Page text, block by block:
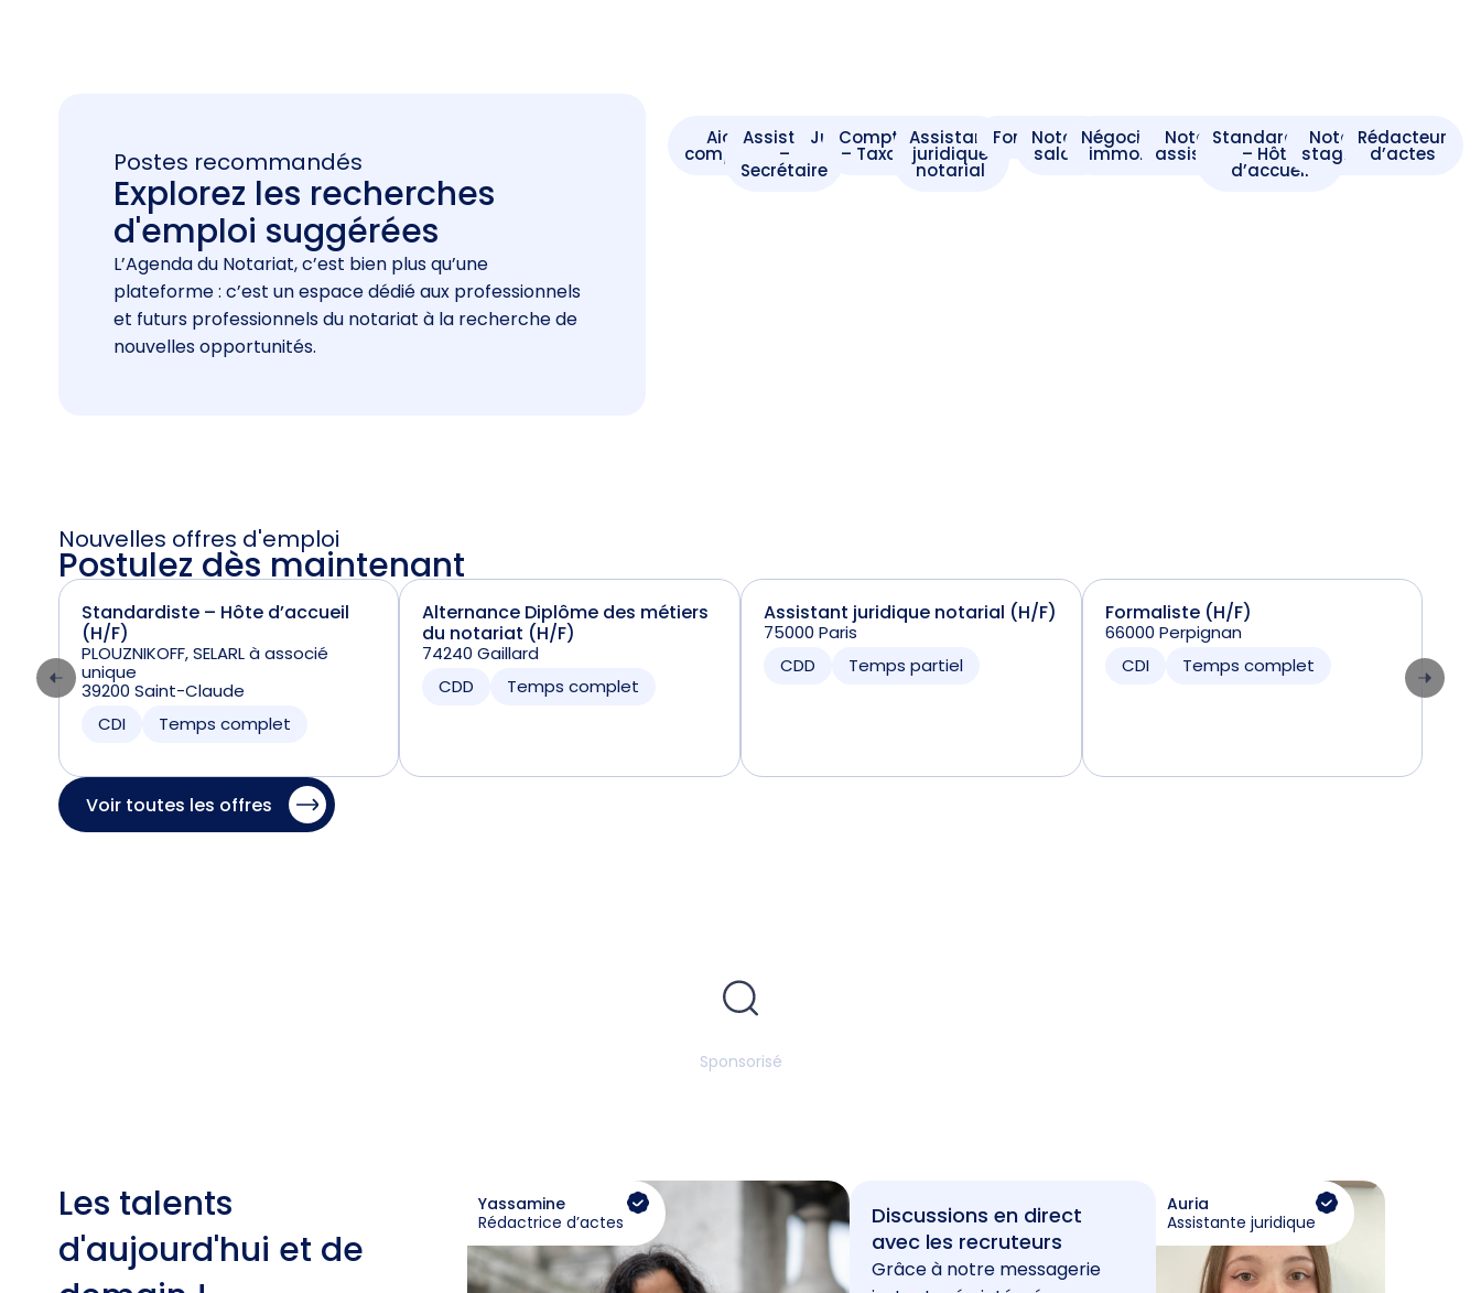
Postes recommandés
Explorez les recherches
d'emploi suggérées
L’Agenda du Notariat, c’est bien plus qu’une
plateforme : c’est un espace dédié aux professionnels
et futurs professionnels du notariat à la recherche de
nouvelles opportunités.
Aide -
comptable
Assistant
–
Secrétaire
JuristeComptable
– Taxateur
Assistant
juridique
notarial
Formaliste
Notaire
salarié
Négociateur
immobilier
Notaire
assistant
Standardiste
– Hôte
d’accueil
Notaire
stagiaire
Rédacteur
d’actes
Nouvelles offres d'emploi
Postulez dès maintenant
Standardiste – Hôte d’accueil
(H/F)
PLOUZNIKOFF, SELARL à associé
unique
39200 Saint-Claude
CDI
Temps complet
Alternance Diplôme des métiers
du notariat (H/F)
74240 Gaillard
CDD
Temps complet
Assistant juridique notarial (H/F)
75000 Paris
CDD
Temps partiel
Formaliste (H/F)
66000 Perpignan
CDI
Temps complet
Voir toutes les offres
Sponsorisé
Les talents
d'aujourd'hui et de
Yassamine
Rédactrice d’actes
Discussions en direct
avec les recruteurs
Grâce à notre messagerie
Auria
Assistante juridique